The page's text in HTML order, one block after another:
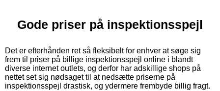
Gode priser på inspektionsspejl
Det er efterhånden ret så fleksibelt for enhver at søge sig
frem til priser på billige inspektionsspejl online i blandt
diverse internet outlets, og derfor har adskillige shops på
nettet set sig nødsaget til at nedsætte priserne på
inspektionsspejl drastisk, og ydermere frembyde billig fragt.